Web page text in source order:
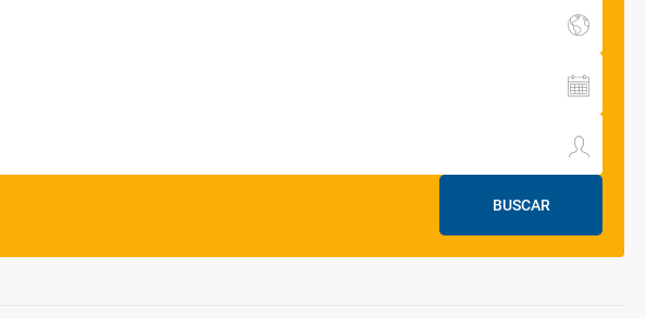
BUSCAR